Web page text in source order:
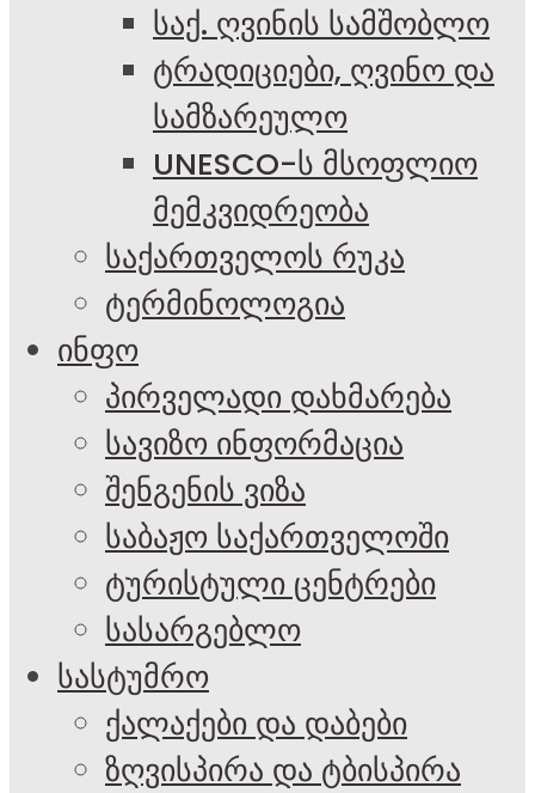
საქ. ღვინის სამშობლო
ტრადიციები, ღვინო და
სამზარეულო
UNESCO-ს მსოფლიო
მემკვიდრეობა
საქართველოს რუკა
ტერმინოლოგია
ინფო
პირველადი დახმარება
სავიზო ინფორმაცია
შენგენის ვიზა
საბაჟო საქართველოში
ტურისტული ცენტრები
სასარგებლო
სასტუმრო
ქალაქები და დაბები
ზღვისპირა და ტბისპირა